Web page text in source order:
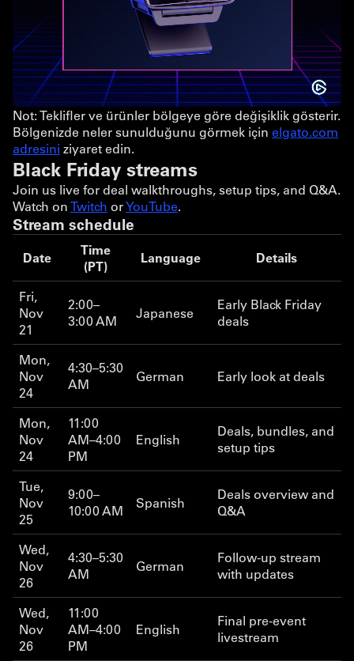
Not: Teklifler ve ürünler bölgeye göre değişiklik gösterir.
Bölgenizde neler sunulduğunu görmek için elgato.com
adresini ziyaret edin.
Black Friday streams
Join us live for deal walkthroughs, setup tips, and Q&A.
Watch onTwitch orYouTube.
Stream schedule
Date
Time
(PT)
Language Details
Fri,
Nov
21
2:00–
3:00 AM
Japanese
Early Black Friday
deals
Mon,
Nov
24
4:30–5:30
AM
German Early look at deals
Mon,
Nov
24
11:00
AM–4:00
PM
English
Deals, bundles, and
setup tips
Tue,
Nov
25
9:00–
10:00 AM
Spanish
Deals overview and
Q&A
Wed,
Nov
26
4:30–5:30
AM
German
Follow-up stream
with updates
Wed,
Nov
26
11:00
AM–4:00
PM
English
Final pre-event
livestream